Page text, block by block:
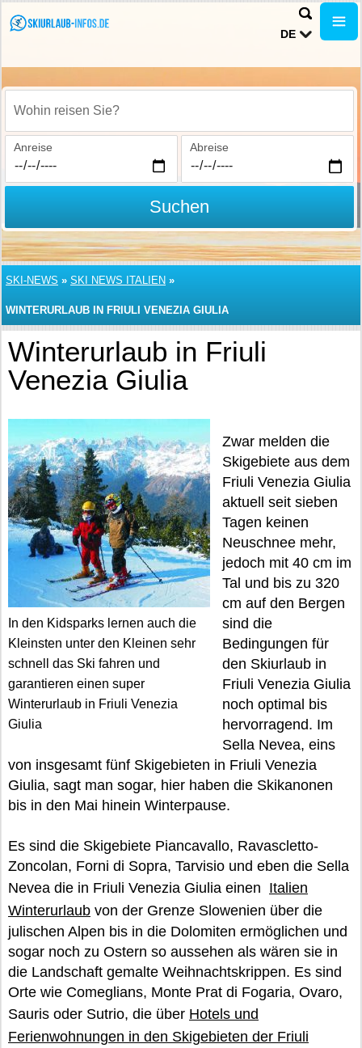
DE
Wohin reisen Sie?
Anreise Abreise
Suchen
SKI-NEWS » SKI NEWS ITALIEN »
WINTERURLAUB IN FRIULI VENEZIA GIULIA
Winterurlaub in Friuli
Venezia Giulia
In den Kidsparks lernen auch die
Kleinsten unter den Kleinen sehr
schnell das Ski fahren und
garantieren einen super
Winterurlaub in Friuli Venezia
Giulia
Zwar melden die
Skigebiete aus dem
Friuli Venezia Giulia
aktuell seit sieben
Tagen keinen
Neuschnee mehr,
jedoch mit 40 cm im
Tal und bis zu 320
cm auf den Bergen
sind die
Bedingungen für
den Skiurlaub in
Friuli Venezia Giulia
noch optimal bis
hervorragend. Im
Sella Nevea, eins
von insgesamt fünf Skigebieten in Friuli Venezia
Giulia, sagt man sogar, hier haben die Skikanonen
bis in den Mai hinein Winterpause.
Es sind die Skigebiete Piancavallo, Ravascletto-
Zoncolan, Forni di Sopra, Tarvisio und eben die Sella
Nevea die in Friuli Venezia Giulia einen Italien
Winterurlaub von der Grenze Slowenien über die
julischen Alpen bis in die Dolomiten ermöglichen und
sogar noch zu Ostern so aussehen als wären sie in
die Landschaft gemalte Weihnachtskrippen. Es sind
Orte wie Comeglians, Monte Prat di Fogaria, Ovaro,
Sauris oder Sutrio, die über Hotels und
Ferienwohnungen in den Skigebieten der Friuli